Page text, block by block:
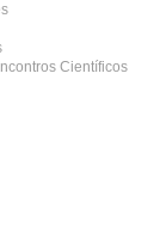
Científicos